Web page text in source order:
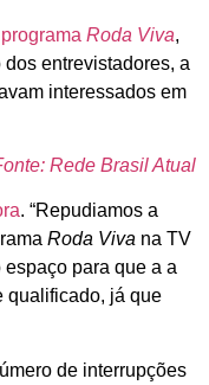
Roda Viva,
entrevistadores, a
interessados em
Rede Brasil Atual
. “Repudiamos a
Roda Viva na TV
para que a a
qualificado, já que
de interrupções